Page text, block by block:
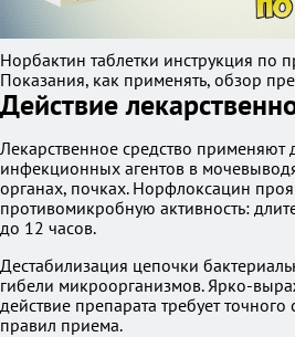
Норбактин таблетки инструкция по
Показания, как применять, обзор
Действие
Лекарственное средство применяют
инфекционных агентов в
органах, почках. Норфлоксацин
противомикробную активность:
до 12 часов.
Дестабилизация цепочки
гибели микроорганизмов. Ярко-
действие препарата требует
правил приема.